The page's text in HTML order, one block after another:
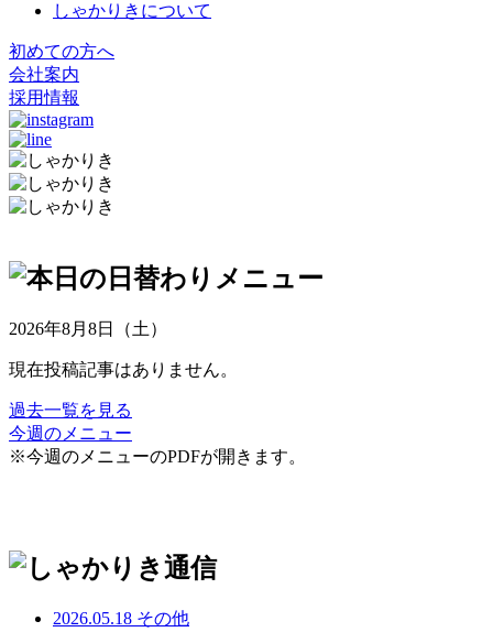
しゃかりきについて
初めての方へ
会社案内
採用情報
2026年8月8日（土）
現在投稿記事はありません。
過去一覧を見る
今週のメニュー
※今週のメニューのPDFが開きます。
2026.05.18 その他